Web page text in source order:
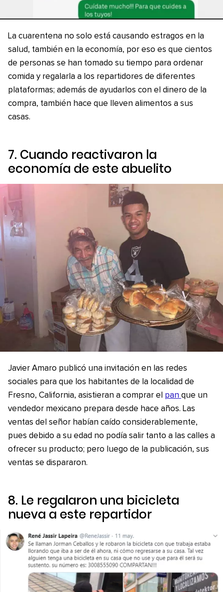
La cuarentena no solo está causando estragos en la
salud, también en la economía, por eso es que cientos
de personas se han tomado su tiempo para ordenar
comida y regalarla a los repartidores de diferentes
plataformas; además de ayudarlos con el dinero de la
compra, también hace que lleven alimentos a sus
casas.
7. Cuando reactivaron la
economía de este abuelito
Javier Amaro publicó una invitación en las redes
sociales para que los habitantes de la localidad de
Fresno, California, asistieran a comprar el pan que un
vendedor mexicano prepara desde hace años. Las
ventas del señor habían caído considerablemente,
pues debido a su edad no podía salir tanto a las calles a
ofrecer su producto; pero luego de la publicación, sus
ventas se dispararon.
8. Le regalaron una bicicleta
nueva a este repartidor